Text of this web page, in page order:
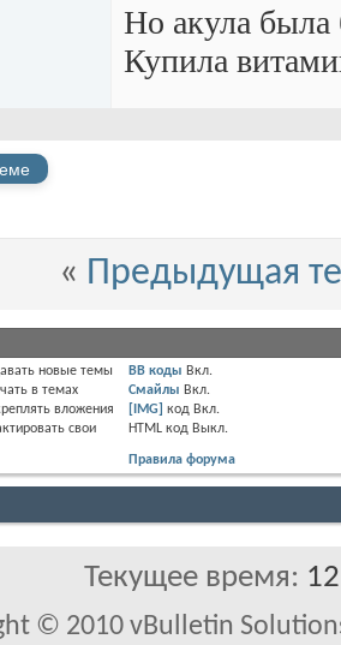
Но акула была
Купила
« Предыдущая
новые темы
в темах
вложения
свои
BB коды Вкл.
Смайлы Вкл.
[IMG] код Вкл.
HTML код Выкл.
Правила форума
Текущее время:
© 2010 vBulletin